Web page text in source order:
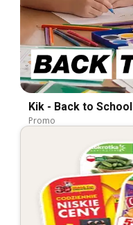
Kik - Back to School
Promo